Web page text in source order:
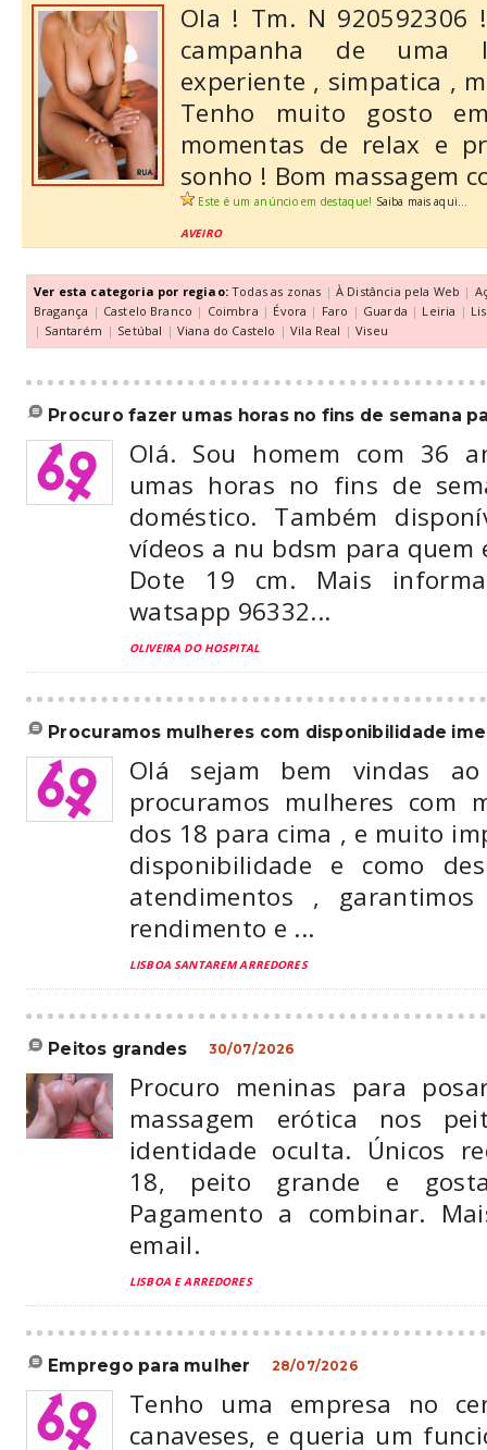
Ola ! Tm. N 920592306
campanha de uma
experiente , simpatica ,
Tenho muito gosto
momentas de relax e
sonho ! Bom massagem
Este é um anúncio em destaque! Saiba mais aqui...
AVEIRO
Ver esta categoria por regiao: Todas as zonas | À Distância pela Web |
Bragança | Castelo Branco | Coimbra | Évora | Faro | Guarda | Leiria |
| Santarém | Setúbal | Viana do Castelo | Vila Real | Viseu
procuro fazer umas horas no fins de semana
Olá. Sou homem com 36
umas horas no fins de
doméstico. Também
vídeos a nu bdsm para quem
Dote 19 cm. Mais
watsapp 96332...
OLIVEIRA DO HOSPITAL
procuramos mulheres com disponibilidade
Olá sejam bem vindas
procuramos mulheres com
dos 18 para cima , e muito
disponibilidade e como
atendimentos ,
rendimento e ...
LISBOA SANTAREM ARREDORES
peitos grandes 30/07/2026
Procuro meninas para
massagem erótica nos
identidade oculta. Únicos
18, peito grande e
Pagamento a combinar.
email.
LISBOA E ARREDORES
emprego para mulher 28/07/2026
Tenho uma empresa no
canaveses, e queria um